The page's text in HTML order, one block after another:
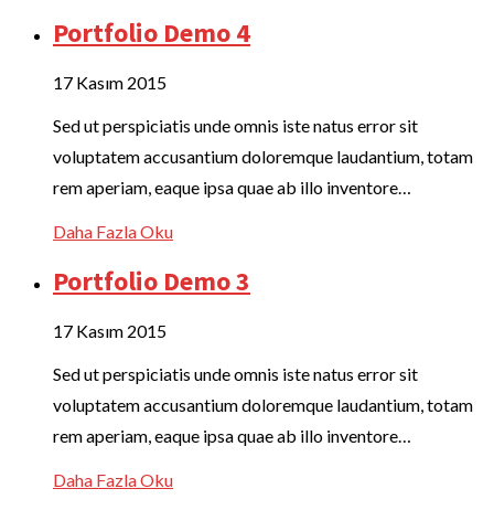
Portfolio Demo 4
17 Kasım 2015
Sed ut perspiciatis unde omnis iste natus error sit
voluptatem accusantium doloremque laudantium, totam
rem aperiam, eaque ipsa quae ab illo inventore…
Daha Fazla Oku
Portfolio Demo 3
17 Kasım 2015
Sed ut perspiciatis unde omnis iste natus error sit
voluptatem accusantium doloremque laudantium, totam
rem aperiam, eaque ipsa quae ab illo inventore…
Daha Fazla Oku